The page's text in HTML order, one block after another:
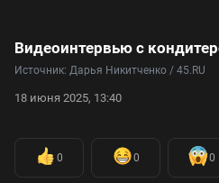
Источник: Дарья Никитченко / 45.RU
18 июня 2025, 13:40
0 0 0